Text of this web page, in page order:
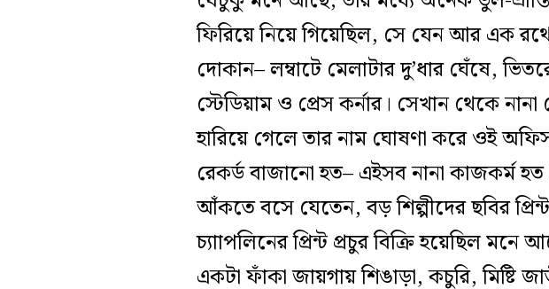
ফিরিয়ে নিয়ে গিয়েছিল, সে যেন আর এক
দোকান– লম্বাটে মেলাটার দু’ধার ঘেঁষে,
স্টেডিয়াম ও প্রেস কর্নার। সেখান থেকে
হারিয়ে গেলে তার নাম ঘোষণা করে ওই
রেকর্ড বাজানো হত– এইসব নানা কাজকর্ম
আঁকতে বসে যেতেন, বড় শিল্পীদের ছবির প্রিন্ট
চ্যাাপলিনের প্রিন্ট প্রচুর বিক্রি হয়েছিল
একটা ফাঁকা জায়গায় শিঙাড়া, কচুরি, মিষ্টি